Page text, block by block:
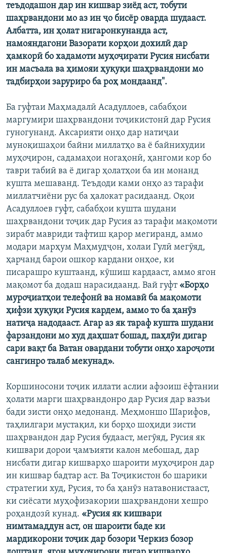
теъдодашон дар ин кишвар зиёд аст, тобути
шаҳрвандони мо аз ин ҷо бисёр оварда шудааст.
Албатта, ин ҳолат нигаронкунанда аст,
намояндагони Вазорати корҳои дохилӣ дар
ҳамкорӣ бо хадамоти муҳоҷирати Русия нисбати
ин масъала ва ҳимояи ҳуқуқи шаҳрвандони мо
тадбирҳои заруриро ба роҳ мондаанд".
Ба гуфтаи Маҳмадалӣ Асадуллоев, сабабҳои
маргумири шаҳрвандони тоҷикистонӣ дар Русия
гуногунанд. Аксарияти онҳо дар натиҷаи
муноқишаҳои байни миллатҳо ва ё байнихудии
муҳоҷирон, садамаҳои ногаҳонӣ, ҳангоми кор бо
таври табиӣ ва ё дигар ҳолатҳои ба ин монанд
кушта мешаванд. Теъдоди ками онҳо аз тарафи
миллатчиёни рус ба ҳалокат расидаанд. Оқои
Асадуллоев гуфт, сабабҳои кушта шудани
шаҳрвандони тоҷик дар Русия аз тарафи мақомоти
зирабт мавриди тафтиш қарор мегиранд, аммо
модари марҳум Маҳмудҷон, холаи Гулӣ мегӯяд,
ҳарчанд барои ошкор кардани онҳое, ки
писарашро куштаанд, кӯшиш кардааст, аммо ягон
мақомот ба додаш нарасидаанд. Вай гуфт «Борҳо
муроҷиатҳои телефонӣ ва номавӣ ба мақомоти
ҳифзи ҳуқуқи Русия кардем, аммо то ба ҳанӯз
натиҷа надодааст. Агар аз як тараф кушта шудани
фарзандони мо худ даҳшат бошад, паҳлӯи дигар
сари вақт ба Ватан овардани тобути онҳо хароҷоти
сангинро талаб мекунад».
Коршиносони тоҷик иллати аслии афзоиш ёфтании
ҳолати марги шаҳрвандонро дар Русия дар вазъи
бади зисти онҳо медонанд. Меҳмоншо Шарифов,
таҳлилгари мустақил, ки борҳо шоҳиди зисти
шаҳрвандон дар Русия будааст, мегӯяд, Русия як
кишвари дорои ҷамъияти калон мебошад, дар
нисбати дигар кишварҳо шароити муҳоҷирон дар
ин кишвар бадтар аст. Ва Тоҷикистон бо шарики
стратегии худ, Русия, то ба ҳанӯз натавонистааст,
ки сиёсати муҳофизакории шаҳрвандони хешро
роҳандозӣ кунад. «Русия як кишвари
нимтамаддун аст, он шароити баде ки
мардикорони тоҷик дар бозори Черкиз бозор